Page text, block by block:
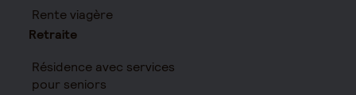
Rente viagère
Retraite
Résidence avec services
pour seniors